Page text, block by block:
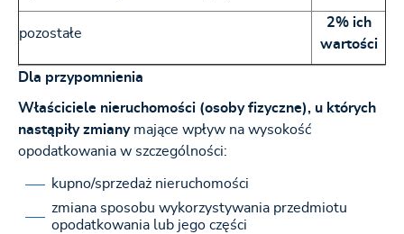
pozostałe
2% ich
wartości
Dla przypomnienia
Właściciele nieruchomości (osoby fizyczne), u których
nastąpiły zmiany mające wpływ na wysokość
opodatkowania w szczególności:
kupno/sprzedaż nieruchomości
zmiana sposobu wykorzystywania przedmiotu
opodatkowania lub jego części